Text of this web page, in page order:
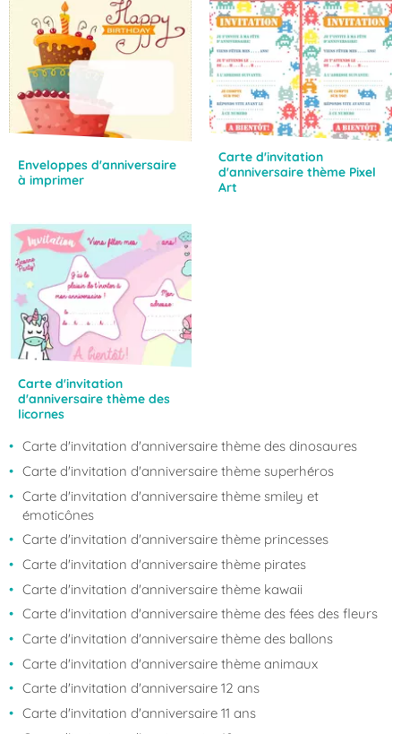
Enveloppes d'anniversaire
à imprimer
Carte d'invitation
d'anniversaire thème Pixel
Art
Carte d'invitation
d'anniversaire thème des
licornes
Carte d'invitation d'anniversaire thème des dinosaures
Carte d'invitation d'anniversaire thème superhéros
Carte d'invitation d'anniversaire thème smiley et
émoticônes
Carte d'invitation d'anniversaire thème princesses
Carte d'invitation d'anniversaire thème pirates
Carte d'invitation d'anniversaire thème kawaii
Carte d'invitation d'anniversaire thème des fées des fleurs
Carte d'invitation d'anniversaire thème des ballons
Carte d'invitation d'anniversaire thème animaux
Carte d'invitation d'anniversaire 12 ans
Carte d'invitation d'anniversaire 11 ans